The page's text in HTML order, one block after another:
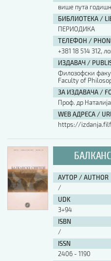
више пута
БИБЛИОТЕКА /
ПЕРИОДИКА
ТЕЛЕФОН /
+381 18 514 312,
ИЗДАВАЧ /
Филозофски
Faculty of
ЗА ИЗДАВАЧА /
Проф. др
WEB АДРЕСА /
https://
АУТОР / AUTHOR
/
UDK
3+94
ISBN
/
ISSN
2406 - 1190